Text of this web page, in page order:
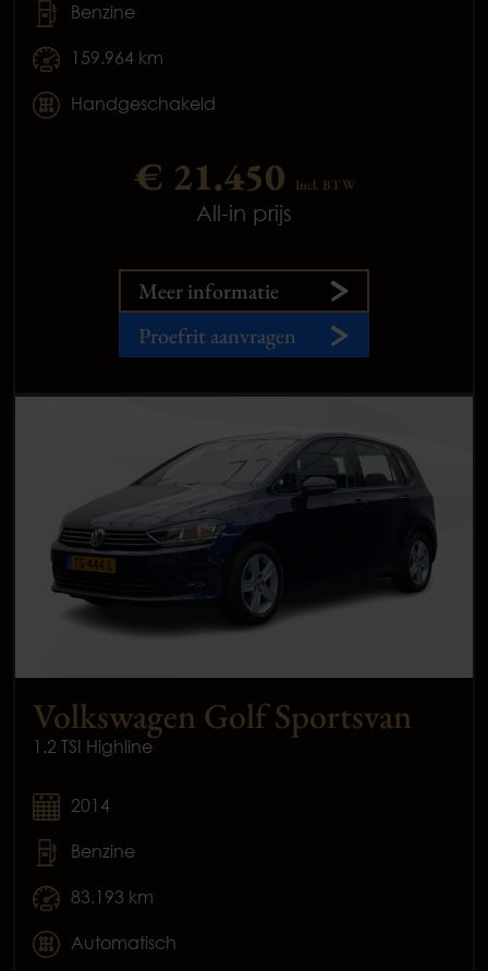
Benzine
159.964 km
Handgeschakeld
€ 21.450 Incl. BTW
All-in prijs
Meer informatie
Proefrit aanvragen
Volkswagen Golf Sportsvan
1.2 TSI Highline
2014
Benzine
83.193 km
Automatisch